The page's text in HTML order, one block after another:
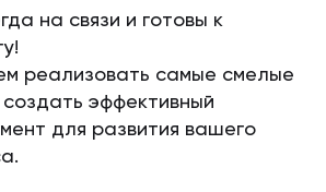
на связи и готовы к
реализовать самые смелые
эффективный
для развития вашего